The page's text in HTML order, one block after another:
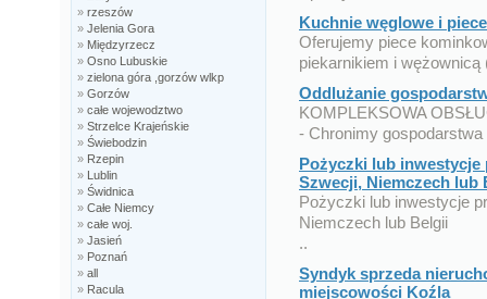
» rzeszów
» Jelenia Gora
» Międzyrzecz
» Osno Lubuskie
» zielona góra ,gorzów wlkp
» Gorzów
» całe wojewodztwo
» Strzelce Krajeńskie
» Świebodzin
» Rzepin
» Lublin
» Świdnica
» Całe Niemcy
» całe woj.
» Jasień
» Poznań
» all
» Racula
Kuchnie węglowe i
Oferujemy piece
piekarnikiem i wężownicą
Oddlużanie
KOMPLEKSOWA
- Chronimy
Pożyczki lub inwestycje
Szwecji, Niemczech lub
Pożyczki lub inwestycje
Niemczech lub Belgii
..
Syndyk sprzeda
miejscowości Koźla